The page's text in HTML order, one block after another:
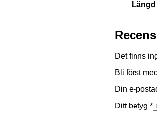
Längd
Det finns
Bli först
Din e-
Ditt betyg *